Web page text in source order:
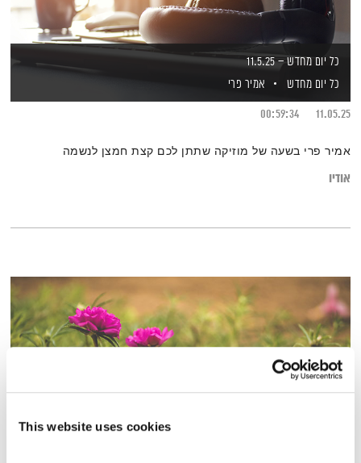
This website uses cookies
כל יום מחדש – 11.5.25
כל יום מחדש
אמיר פרי
11.05.25
00:59:34
אמיר פרי בשעה של מוזיקה שתתן לכם קצת חמצן לנשמה
אודיו